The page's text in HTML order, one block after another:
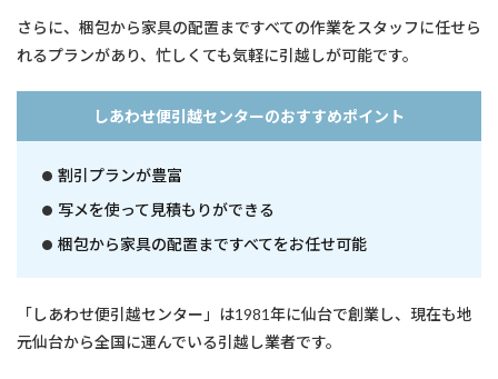
さらに、梱包から家具の配置まですべての作業をスタッフに任せら
れるプランがあり、忙しくても気軽に引越しが可能です。
しあわせ便引越センターのおすすめポイント
割引プランが豊富
写メを使って見積もりができる
梱包から家具の配置まですべてをお任せ可能
「しあわせ便引越センター」は1981年に仙台で創業し、現在も地
元仙台から全国に運んでいる引越し業者です。